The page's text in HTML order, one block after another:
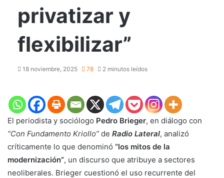
privatizar y
flexibilizar”
18 noviembre, 2025 78 2 minutos leídos
El periodista y sociólogo Pedro Brieger, en diálogo con
“Con Fundamento Kriollo” de Radio Lateral, analizó
críticamente lo que denominó “los mitos de la
modernización”, un discurso que atribuye a sectores
neoliberales. Brieger cuestionó el uso recurrente del